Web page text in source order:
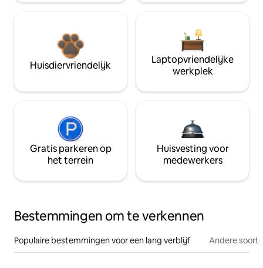
Huisdiervriendelijk
Laptopvriendelijke
werkplek
Gratis parkeren op
het terrein
Huisvesting voor
medewerkers
Bestemmingen om te verkennen
Populaire bestemmingen voor een lang verblijf Andere